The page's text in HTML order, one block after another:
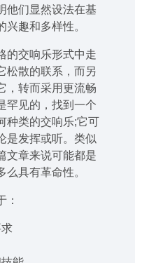
他们显然设法在基
趣和多样性。
的交响乐形式中走
松散的联系，而另
，转而采用更流畅
罕见的，找到一个
种类的交响乐;它可
是发挥或听。类似
文章来说可能都是
么具有革命性。
：